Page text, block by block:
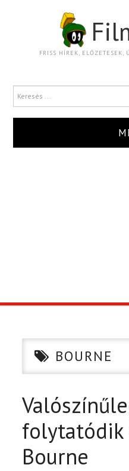
FRISS HÍREK, ELŐZETESEK,
CIKK
PÓLÓ RENDELÉS
BOURNE
folytatódik
Bourne